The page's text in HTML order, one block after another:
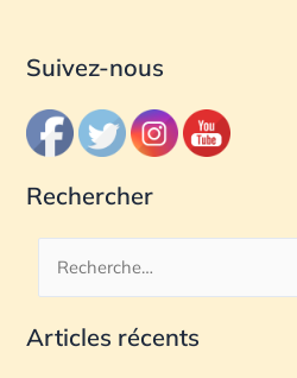
Suivez-nous
Rechercher
c
Articles récents